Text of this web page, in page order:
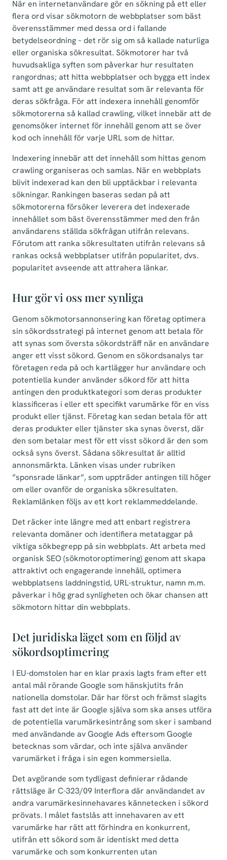
När en internetanvändare gör en sökning på ett eller
flera ord visar sökmotorn de webbplatser som bäst
överensstämmer med dessa ord i fallande
betydelseordning – det rör sig om så kallade naturliga
eller organiska sökresultat. Sökmotorer har två
huvudsakliga syften som påverkar hur resultaten
rangordnas; att hitta webbplatser och bygga ett index
samt att ge användare resultat som är relevanta för
deras sökfråga. För att indexera innehåll genomför
sökmotorerna så kallad crawling, vilket innebär att de
genomsöker internet för innehåll genom att se över
kod och innehåll för varje URL som de hittar.
Indexering innebär att det innehåll som hittas genom
crawling organiseras och samlas. När en webbplats
blivit indexerad kan den bli upptäckbar i relevanta
sökningar. Rankingen baseras sedan på att
sökmotorerna försöker leverera det indexerade
innehållet som bäst överensstämmer med den från
användarens ställda sökfrågan utifrån relevans.
Förutom att ranka sökresultaten utifrån relevans så
rankas också webbplatser utifrån popularitet, dvs.
popularitet avseende att attrahera länkar.
Hur gör vi oss mer synliga
Genom sökmotorsannonsering kan företag optimera
sin sökordsstrategi på internet genom att betala för
att synas som översta sökordsträff när en användare
anger ett visst sökord. Genom en sökordsanalys tar
företagen reda på och kartlägger hur användare och
potentiella kunder använder sökord för att hitta
antingen den produktkategori som deras produkter
klassificeras i eller ett specifikt varumärke för en viss
produkt eller tjänst. Företag kan sedan betala för att
deras produkter eller tjänster ska synas överst, där
den som betalar mest för ett visst sökord är den som
också syns överst. Sådana sökresultat är alltid
annonsmärkta. Länken visas under rubriken
”sponsrade länkar”, som uppträder antingen till höger
om eller ovanför de organiska sökresultaten.
Reklamlänken följs av ett kort reklammeddelande.
Det räcker inte längre med att enbart registrera
relevanta domäner och identifiera metataggar på
viktiga sökbegrepp på sin webbplats. Att arbeta med
organisk SEO (sökmotoroptimering) genom att skapa
attraktivt och engagerande innehåll, optimera
webbplatsens laddningstid, URL-struktur, namn m.m.
påverkar i hög grad synligheten och ökar chansen att
sökmotorn hittar din webbplats.
Det juridiska läget som en följd av
sökordsoptimering
I EU-domstolen har en klar praxis lagts fram efter ett
antal mål rörande Google som hänskjutits från
nationella domstolar. Där har först och främst slagits
fast att det inte är Google själva som ska anses utföra
de potentiella varumärkesintrång som sker i samband
med användande av Google Ads eftersom Google
betecknas som värdar, och inte själva använder
varumärket i fråga i sin egen kommersiella.
Det avgörande som tydligast definierar rådande
rättsläge är C-323/09 Interflora där användandet av
andra varumärkesinnehavares kännetecken i sökord
prövats. I målet fastslås att innehavaren av ett
varumärke har rätt att förhindra en konkurrent,
utifrån ett sökord som är identiskt med detta
varumärke och som konkurrenten utan